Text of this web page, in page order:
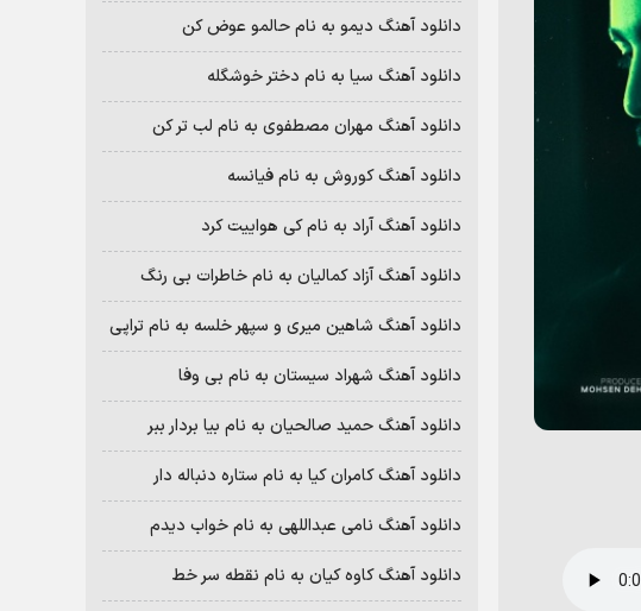
دانلود آهنگ دیمو به نام حالمو عوض کن
دانلود آهنگ سیا به نام دختر خوشگله
دانلود آهنگ مهران مصطفوی به نام لب تر کن
دانلود آهنگ کوروش به نام فیانسه
دانلود آهنگ آراد به نام کی هواییت کرد
دانلود آهنگ آزاد کمالیان به نام خاطرات بی رنگ
دانلود آهنگ شاهین میری و سپهر خلسه به نام تراپی
دانلود آهنگ شهراد سیستان به نام بی وفا
دانلود آهنگ حمید صالحیان به نام بیا بردار ببر
دانلود آهنگ کامران کیا به نام ستاره دنباله دار
دانلود آهنگ نامی عبداللهی به نام خواب دیدم
دانلود آهنگ کاوه کیان به نام نقطه سر خط